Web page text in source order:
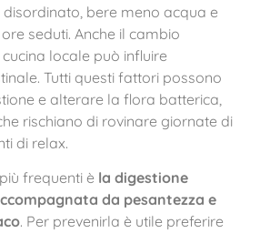
bere meno acqua e
seduti. Anche il cambio
locale può influire
Tutti questi fattori possono
e alterare la flora batterica,
rischiano di rovinare giornate di
di relax.
frequenti è la digestione
da pesantezza e
. Per prevenirla è utile preferire